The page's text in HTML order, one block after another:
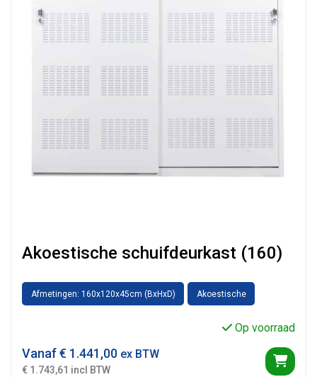
Akoestische schuifdeurkast (160)
Afmetingen: 160x120x45cm (BxHxD) Akoestische
Op voorraad
Vanaf€ 1.441,00 ex BTW
€ 1.743,61 incl BTW